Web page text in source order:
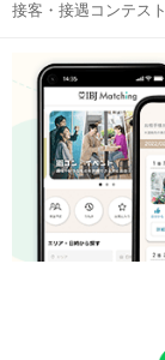
接客・接遇コンテスト